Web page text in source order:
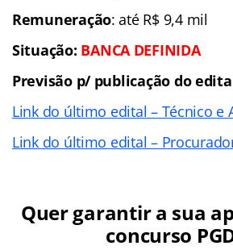
Remuneração: até R$ 9,4 mil
Situação: BANCA DEFINIDA
Previsão p/ publicação do
Link do último edital – Técnico e
Link do último edital –
Quer garantir a sua
concurso